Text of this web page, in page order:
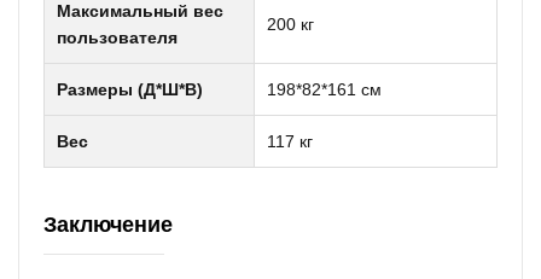
Максимальный вес
пользователя
200 кг
Размеры (Д*Ш*В) 198*82*161 см
Вес 117 кг
Заключение